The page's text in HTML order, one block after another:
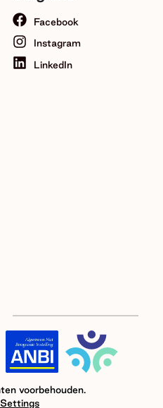
Facebook
Instagram
LinkedIn
voorbehouden.